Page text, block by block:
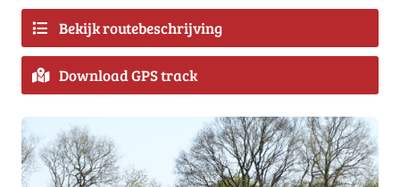
Bekijk routebeschrijving
Download GPS track